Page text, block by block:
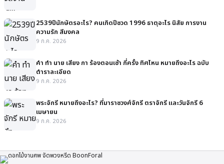
2539ปีนักษัตรอะไร? คนเกิดปีชวด 1996 ธาตุอะไร นิสัย การงาน
ความรัก สีมงคล
9 ก.ค. 2026
คํา ทํา นาย เสียง กา ร้องตอนเช้า กี่ครั้ง ทิศไหน หมายถึงอะไร ฉบับ
ตำราละเอียด
9 ก.ค. 2026
พระจักรี หมายถึงอะไร? ที่มาราชวงศ์จักรี ตราจักรี และวันจักรี 6
เมษายน
9 ก.ค. 2026